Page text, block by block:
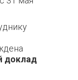
доклад